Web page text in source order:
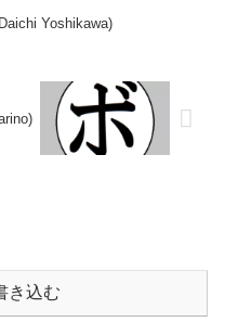
Yoshikawa)
き込む